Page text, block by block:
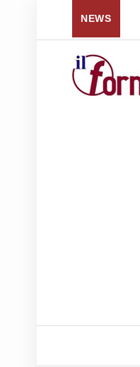
NEWS
per tornare a ...